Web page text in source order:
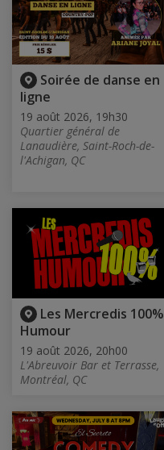
Soirée de danse en
ligne
19 août 2026, 19h30
Quartier général de
Lanaudière, Saint-Roch-de-
l'Achigan, QC
Les Mercredis 100%
Humour
19 août 2026, 20h00
L'Abreuvoir Bar et Terrasse,
Montréal, QC